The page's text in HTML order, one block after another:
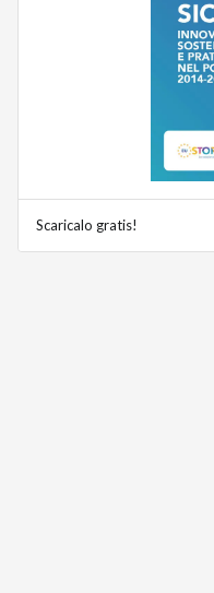
Scaricalo gratis!